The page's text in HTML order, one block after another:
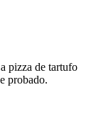
pizza de tartufo
probado.